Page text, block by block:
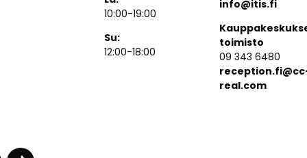
10:00-19:00
Su:
12:00-18:00
info@itis.fi
toimisto
09 343 6480
real.com